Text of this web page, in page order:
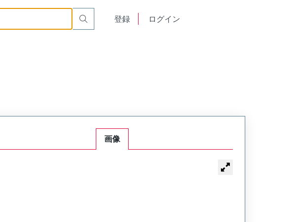
登録 ログイン
画像